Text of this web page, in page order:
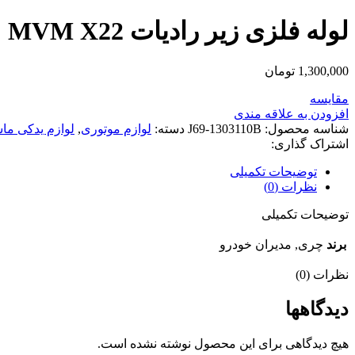
لوله فلزی زیر رادیات MVM X22
1,300,000 تومان
مقایسه
افزودن به علاقه مندی
شناسه محصول: J69-1303110B دسته: لوازم موتوری, لوازم یدکی
اشتراک گذاری:
توضیحات تکمیلی
نظرات (0)
توضیحات تکمیلی
برند چری, مدیران خودرو
نظرات (0)
دیدگاهها
هیچ دیدگاهی برای این محصول نوشته نشده است.